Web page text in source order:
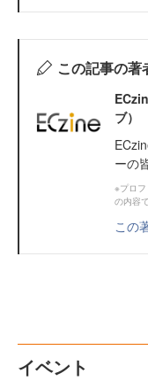
この記事の著
ブ）
ーの
※プロ
の内容
この
イベント